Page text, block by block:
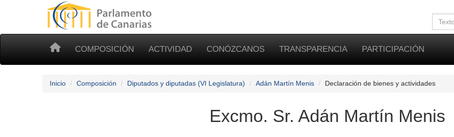
COMPOSICIÓN ACTIVIDAD CONÓZCANOS TRANSPARENCIA PARTICIPACIÓN
Inicio Composición Diputados y diputadas (VI Legislatura) Adán Martín Menis Declaración de bienes y actividades
Excmo. Sr. Adán Martín Menis